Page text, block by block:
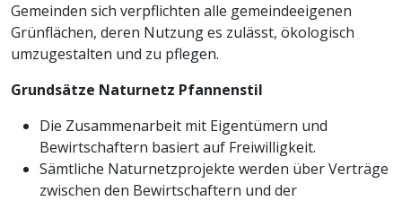
Gemeinden sich verpflichten alle gemeindeeigenen
Grünflächen, deren Nutzung es zulässt, ökologisch
umzugestalten und zu pflegen.
Grundsätze Naturnetz Pfannenstil
Die Zusammenarbeit mit Eigentümern und
Bewirtschaftern basiert auf Freiwilligkeit.
Sämtliche Naturnetzprojekte werden über Verträge
zwischen den Bewirtschaftern und der